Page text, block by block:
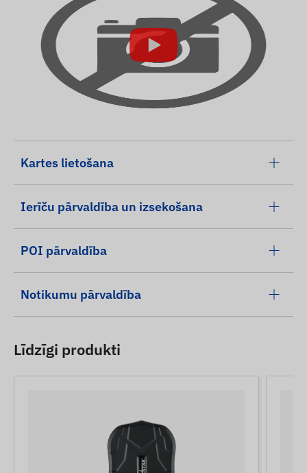
Kartes lietošana
Ierīču pārvaldība un izsekošana
POI pārvaldība
Notikumu pārvaldība
Līdzīgi produkti